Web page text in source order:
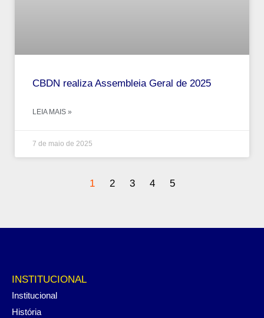
CBDN realiza Assembleia Geral de 2025
LEIA MAIS »
7 de maio de 2025
1 2 3 4 5
INSTITUCIONAL
Institucional
História